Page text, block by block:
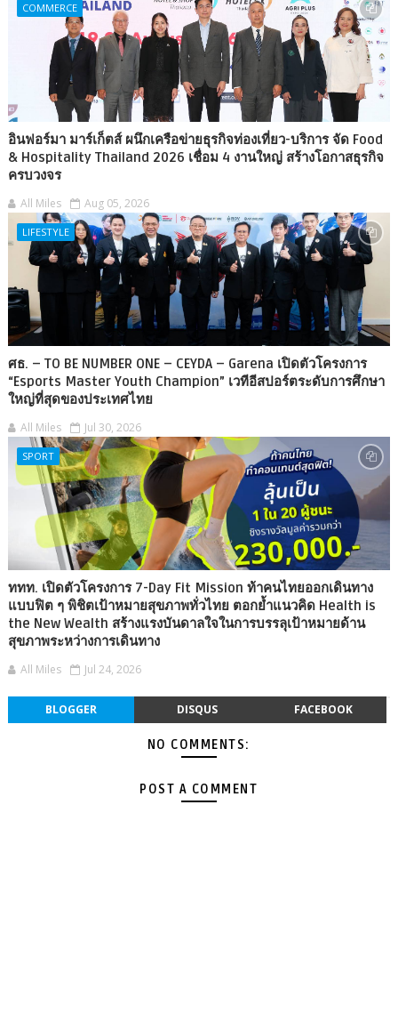
COMMERCE
อินฟอร์มา มาร์เก็ตส์ ผนึกเครือข่ายธุรกิจท่องเที่ยว-บริการ จัด Food
& Hospitality Thailand 2026 เชื่อม 4 งานใหญ่ สร้างโอกาสธุรกิจ
ครบวงจร
All Miles Aug 05, 2026
LIFESTYLE
ศธ. – TO BE NUMBER ONE – CEYDA – Garena เปิดตัวโครงการ
“Esports Master Youth Champion” เวทีอีสปอร์ตระดับการศึกษา
ใหญ่ที่สุดของประเทศไทย
All Miles Jul 30, 2026
SPORT
ททท. เปิดตัวโครงการ 7-Day Fit Mission ท้าคนไทยออกเดินทาง
แบบฟิต ๆ พิชิตเป้าหมายสุขภาพทั่วไทย ตอกย้ำแนวคิด Health is
the New Wealth สร้างแรงบันดาลใจในการบรรลุเป้าหมายด้าน
สุขภาพระหว่างการเดินทาง
All Miles Jul 24, 2026
BLOGGER DISQUS FACEBOOK
NO COMMENTS:
POST A COMMENT